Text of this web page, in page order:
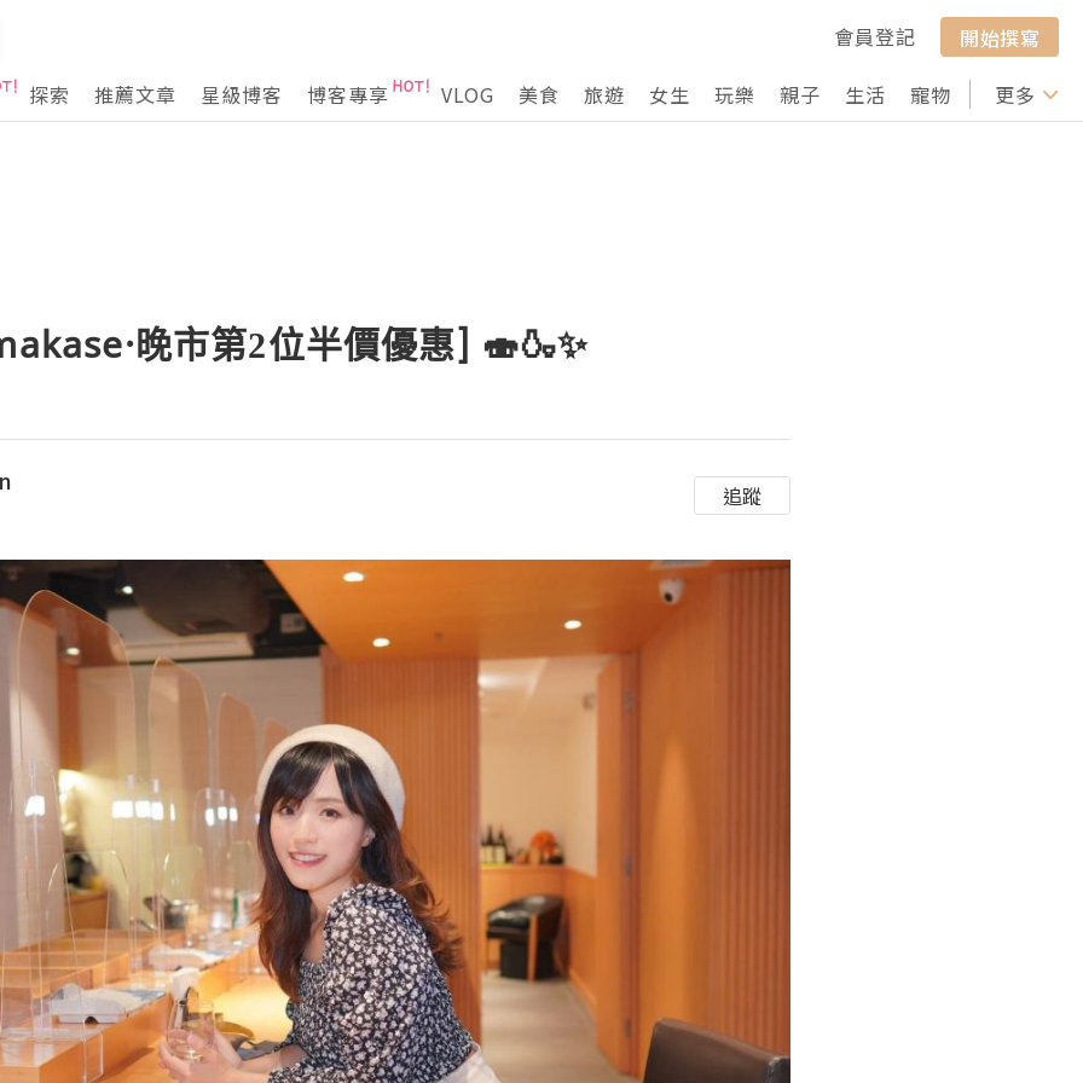
會員登記
開始撰寫
探索
推薦文章 星級博客 博客專享 VLOG 美食 旅遊 女生 玩樂 親子 生活 寵物 行山 打卡
更多
晚市第2位半價優惠] 🍣🍶✨​
追蹤